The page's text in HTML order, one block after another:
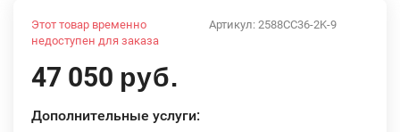
Артикул: 2588CC36-2K-9
Этот товар временно
недоступен для заказа
47 050 руб.
Дополнительные услуги: